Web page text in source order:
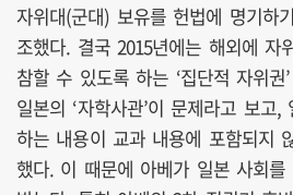
자위대(군대) 보유를 헌법에 명기하
조했다. 결국 2015년에는 해외에 자
참할 수 있도록 하는 ‘집단적 자위
일본의 ‘자학사관’이 문제라고 보고
하는 내용이 교과 내용에 포함되지
했다. 이 때문에 아베가 일본 사회를